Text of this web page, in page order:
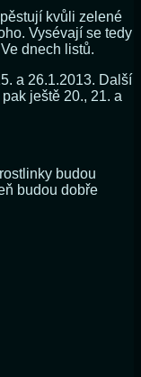
kvůli zelené
Vysévají se tedy
dnech listů.
a 26.1.2013. Další
ještě 20., 21. a
budou
budou dobře